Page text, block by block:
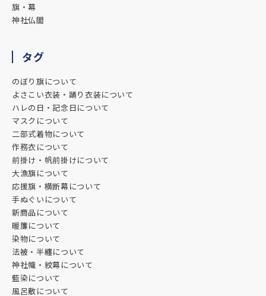
旗・幕
神社仏閣
タグ
のぼり旗について
よさこい衣装・踊り衣装について
ハレの日・記念日について
マスクについて
二部式着物について
作務衣について
前掛け・帆前掛けについて
大漁旗について
応援旗・横断幕について
手ぬぐいについて
新商品について
暖簾について
染物について
法被・半纏について
神社幟・紋幕について
藍染について
風呂敷について